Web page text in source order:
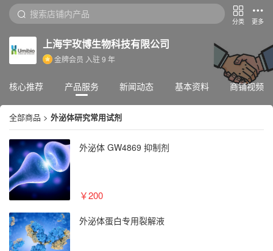
分类 更多
上海宇玫博生物科技有限公司
金牌会员 入驻9 年
核心推荐 产品服务 新闻动态 基本资料 商铺视频
全部商品 > 外泌体研究常用试剂
外泌体 GW4869 抑制剂
￥200
外泌体蛋白专用裂解液